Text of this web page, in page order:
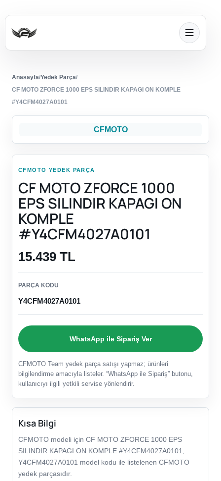
Anasayfa/Yedek Parça/
CF MOTO ZFORCE 1000 EPS SILINDIR KAPAGI ON KOMPLE
#Y4CFM4027A0101
CFMOTO
CFMOTO YEDEK PARÇA
CF MOTO ZFORCE 1000
EPS SILINDIR KAPAGI ON
KOMPLE
#Y4CFM4027A0101
15.439 TL
PARÇA KODU
Y4CFM4027A0101
WhatsApp ile Sipariş Ver
CFMOTO Team yedek parça satışı yapmaz; ürünleri
bilgilendirme amacıyla listeler. “WhatsApp ile Sipariş” butonu,
kullanıcıyı ilgili yetkili servise yönlendirir.
Kısa Bilgi
CFMOTO modeli için CF MOTO ZFORCE 1000 EPS
SILINDIR KAPAGI ON KOMPLE #Y4CFM4027A0101,
Y4CFM4027A0101 model kodu ile listelenen CFMOTO
yedek parçasıdır.